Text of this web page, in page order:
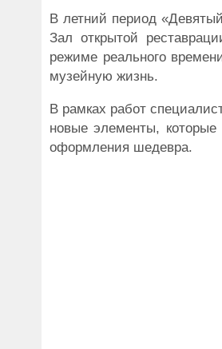
В летний период
Зал открытой
режиме реального
музейную жизнь.
В рамках работ
новые элементы, которые
оформления шедевра.